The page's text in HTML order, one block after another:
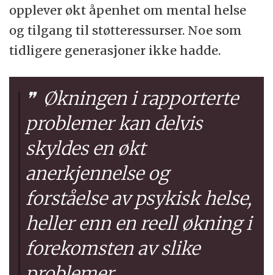
opplever økt åpenhet om mental helse
og tilgang til støtteressurser. Noe som
tidligere generasjoner ikke hadde.
Økningen i rapporterte
problemer kan delvis
skyldes en økt
anerkjennelse og
forståelse av psykisk helse,
heller enn en reell økning i
forekomsten av slike